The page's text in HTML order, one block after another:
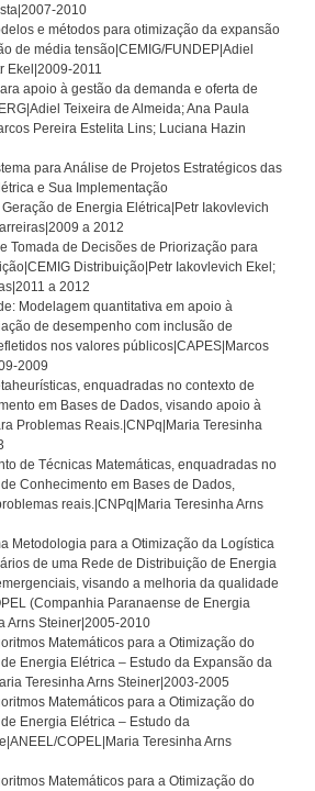
2010
e métodos para otimização da expansão
de média tensão|CEMIG/FUNDEP|Adiel
Ekel|2009-2011
apoio à gestão da demanda e oferta de
Teixeira de Almeida; Ana Paula
Pereira Estelita Lins; Luciana Hazin
para Análise de Projetos Estratégicos das
e Sua Implementação
de Energia Elétrica|Petr Iakovlevich
a 2012
Tomada de Decisões de Priorização para
Distribuição|Petr Iakovlevich Ekel;
a 2012
Modelagem quantitativa em apoio à
de desempenho com inclusão de
nos valores públicos|CAPES|Marcos
2009
enquadradas no contexto de
em Bases de Dados, visando apoio à
Problemas Reais.|CNPq|Maria Teresinha
de Técnicas Matemáticas, enquadradas no
Conhecimento em Bases de Dados,
reais.|CNPq|Maria Teresinha Arns
Metodologia para a Otimização da Logística
de uma Rede de Distribuição de Energia
visando a melhoria da qualidade
(Companhia Paranaense de Energia
Arns Steiner|2005-2010
Matemáticos para a Otimização do
Energia Elétrica – Estudo da Expansão da
Teresinha Arns Steiner|2003-2005
Matemáticos para a Otimização do
Energia Elétrica – Estudo da
COPEL|Maria Teresinha Arns
Matemáticos para a Otimização do